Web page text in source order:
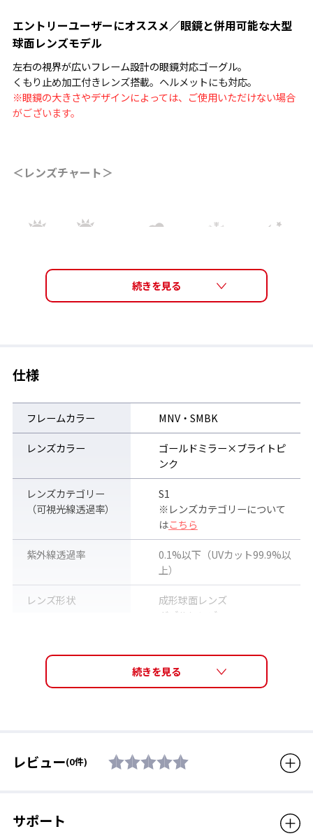
エントリーユーザーにオススメ／眼鏡と併用可能な大型
球面レンズモデル
左右の視界が広いフレーム設計の眼鏡対応ゴーグル。
くもり止め加工付きレンズ搭載。ヘルメットにも対応。
※眼鏡の大きさやデザインによっては、ご使用いただけない場合
がございます。
＜レンズチャート＞
仕様
フレームカラー MNV・SMBK
レンズカラー
ゴールドミラー×ブライトピ
ンク
レンズカテゴリー
（可視光線透過率）
S1
※レンズカテゴリーについて
はこちら
紫外線透過率
0.1%以下（UVカット99.9%以
上）
レンズ形状
成形球面レンズ
ダブルレンズ
ミラーコート
フレーム機能
眼鏡対応
付属品 ゴーグル用巾着袋
備考
レンズ表面に印字されている
レビュー(0件)
サポート